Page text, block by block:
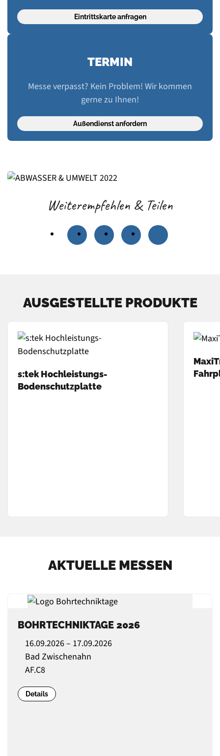
Eintrittskarte anfragen
TERMIN
Messe verpasst? Kein Problem! Wir kommen
gerne zu Ihnen!
Außendienst anfordern
Weiterempfehlen & Teilen
AUSGESTELLTE PRODUKTE
s:tek Hochleistungs-
Bodenschutzplatte
AKTUELLE MESSEN
BOHRTECHNIKTAGE 2026
16.09.2026 – 17.09.2026
Bad Zwischenahn
AF.C8
Details